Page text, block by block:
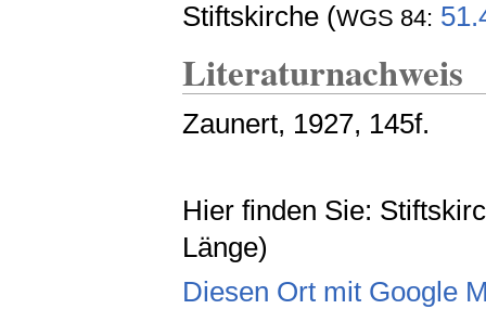
Stiftskirche (WGS 84:
Literaturnachweis
Zaunert, 1927, 145f.
Hier finden Sie:
Länge)
Diesen Ort mit Google